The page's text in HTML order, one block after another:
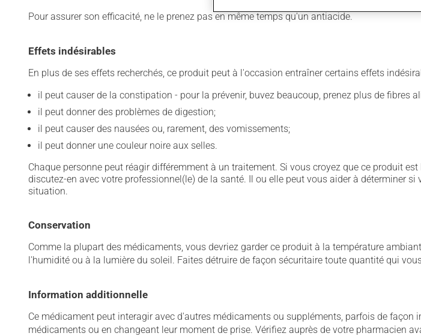
Pour assurer son efficacité, ne le prenez pas en même temps qu'un antiacide.
Effets indésirables
En plus de ses effets recherchés, ce produit peut à l'occasion entraîner certains effets
il peut causer de la constipation - pour la prévenir, buvez beaucoup, prenez plus de fibres
il peut donner des problèmes de digestion;
il peut causer des nausées ou, rarement, des vomissements;
il peut donner une couleur noire aux selles.
Chaque personne peut réagir différemment à un traitement. Si vous croyez que ce produit
discutez-en avec votre professionnel(le) de la santé. Il ou elle peut vous aider à déterminer
situation.
Conservation
Comme la plupart des médicaments, vous devriez garder ce produit à la température
l'humidité ou à la lumière du soleil. Faites détruire de façon sécuritaire toute quantité qui
Information additionnelle
Ce médicament peut interagir avec d'autres médicaments ou suppléments, parfois de
médicaments ou en changeant leur moment de prise. Vérifiez auprès de votre pharmacien